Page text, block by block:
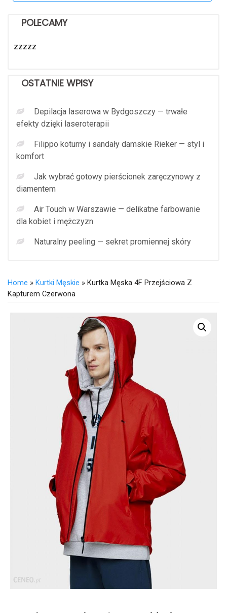
POLECAMY
zzzzz
OSTATNIE WPISY
Depilacja laserowa w Bydgoszczy — trwałe
efekty dzięki laseroterapii
Filippo koturny i sandały damskie Rieker — styl i
komfort
Jak wybrać gotowy pierścionek zaręczynowy z
diamentem
Air Touch w Warszawie — delikatne farbowanie
dla kobiet i mężczyzn
Naturalny peeling — sekret promiennej skóry
Home » Kurtki Męskie » Kurtka Męska 4F Przejściowa Z
Kapturem Czerwona